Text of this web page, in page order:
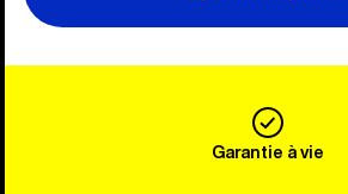
Garantie à vie